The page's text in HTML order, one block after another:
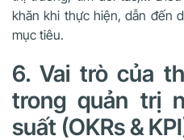
khăn khi thực hiện, dẫn đến
mục tiêu.
6. Vai trò của
trong quản trị
suất (OKRs &